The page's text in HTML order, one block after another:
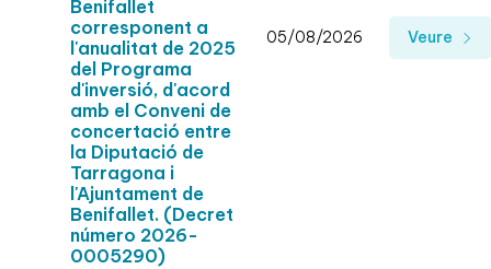
Benifallet
corresponent a
l'anualitat de 2025
del Programa
d'inversió, d'acord
amb el Conveni de
concertació entre
la Diputació de
Tarragona i
l'Ajuntament de
Benifallet. (Decret
número 2026-
0005290)
05/08/2026 Veure